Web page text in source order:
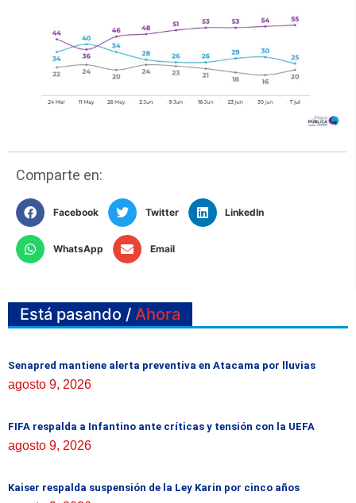
Comparte en:
Facebook Twitter LinkedIn
WhatsApp Email
Está pasando / Ahora
Senapred mantiene alerta preventiva en Atacama por lluvias
agosto 9, 2026
FIFA respalda a Infantino ante críticas y tensión con la UEFA
agosto 9, 2026
Kaiser respalda suspensión de la Ley Karin por cinco años